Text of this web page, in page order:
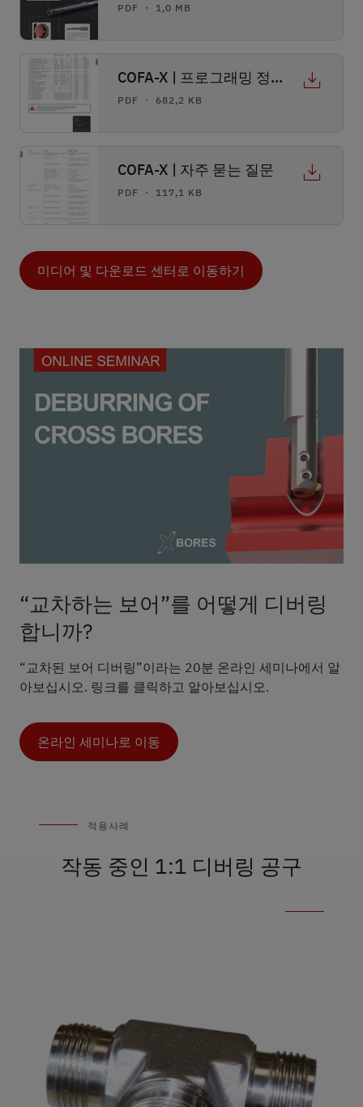
PDF ・ 1,0 MB
COFA-X | 프로그래밍 정보
PDF ・ 682,2 KB
COFA-X | 자주 묻는 질문
PDF ・ 117,1 KB
미디어 및 다운로드 센터로 이동하기
“교차하는 보어”를 어떻게 디버링
합니까?
“교차된 보어 디버링”이라는 20분 온라인 세미나에서 알
아보십시오. 링크를 클릭하고 알아보십시오.
온라인 세미나로 이동
적용사례
작동 중인 1:1 디버링 공구